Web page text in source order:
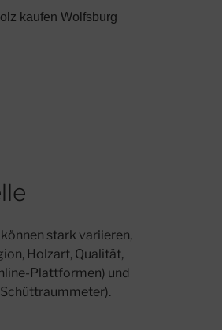
kaufen Wolfsburg
stark variieren,
Holzart, Qualität,
Plattformen) und